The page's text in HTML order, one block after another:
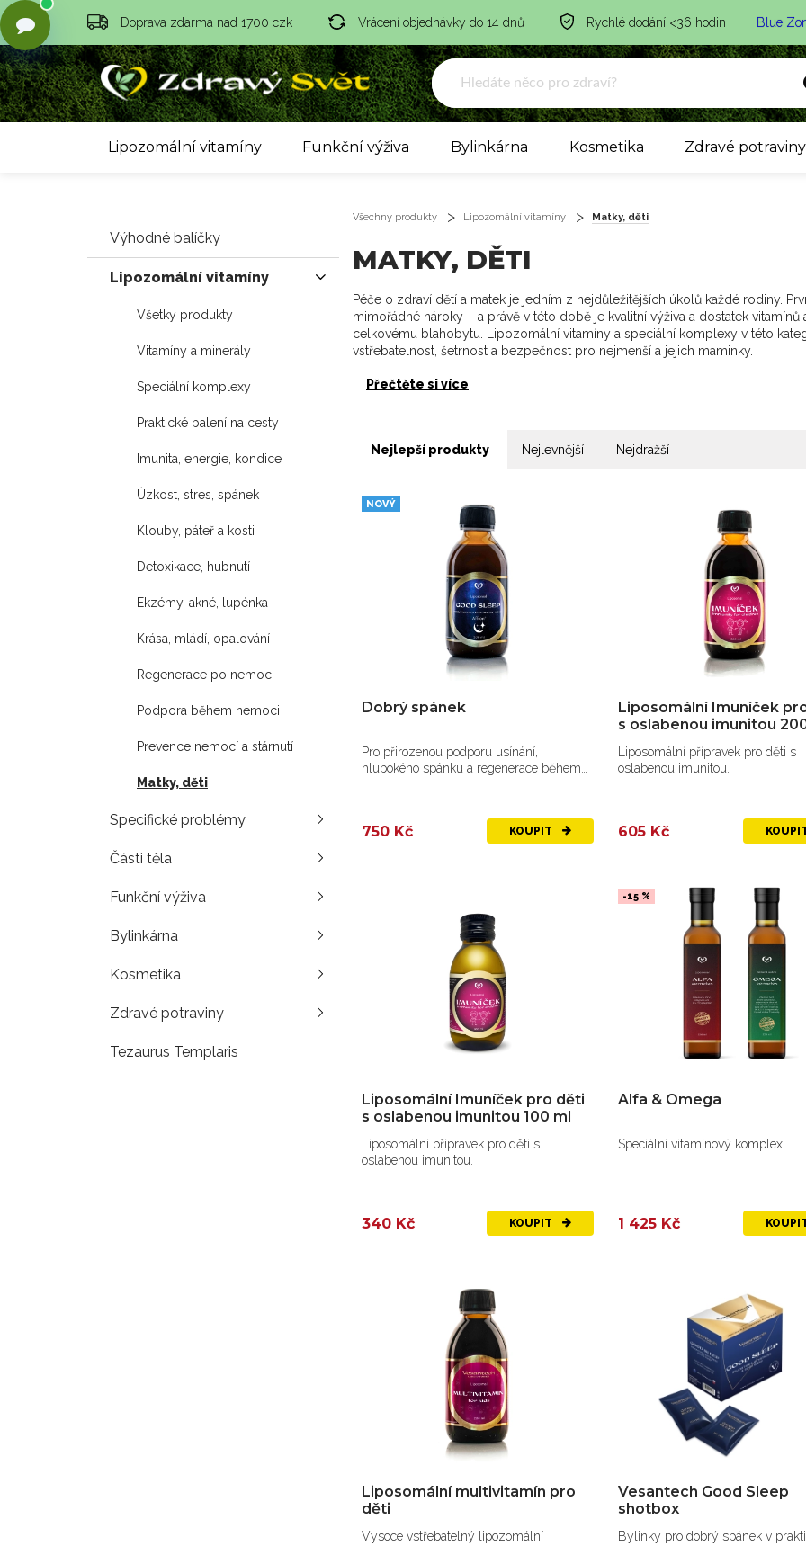
Doprava zdarma nad 1700 czk Vrácení objednávky do 14 dnů Rychlé dodání <36 hodin Blue
Lipozomální vitamíny Funkční výživa Bylinkárna Kosmetika Zdravé potraviny
Výhodné balíčky
Lipozomální vitamíny
Všetky produkty
Vitamíny a minerály
Speciální komplexy
Praktické balení na cesty
Imunita, energie, kondice
Úzkost, stres, spánek
Klouby, páteř a kosti
Detoxikace, hubnutí
Ekzémy, akné, lupénka
Krása, mládí, opalování
Regenerace po nemoci
Podpora během nemoci
Prevence nemocí a stárnutí
Matky, děti
Specifické problémy
Části těla
Funkční výživa
Bylinkárna
Kosmetika
Zdravé potraviny
Tezaurus Templaris
Všechny produkty Lipozomální vitamíny Matky, děti
MATKY, DĚTI
Péče o zdraví dětí a matek je jedním z nejdůležitějších úkolů každé rodiny.
mimořádné nároky – a právě v této době je kvalitní výživa a dostatek
celkovému blahobytu. Lipozomální vitamíny a speciální komplexy v této
vstřebatelnost, šetrnost a bezpečnost pro nejmenší a jejich maminky.
Přečtěte si více
Nejlepší produkty Nejlevnější Nejdražší
NOVÝ
Dobrý spánek
Pro přirozenou podporu usínání,
hlubokého spánku a regenerace během
750 Kč KOUPIT
Liposomální Imuníček
s oslabenou imunitou
Liposomální přípravek pro děti s
oslabenou imunitou.
605 Kč
Liposomální Imuníček pro děti
s oslabenou imunitou 100 ml
Liposomální přípravek pro děti s
oslabenou imunitou.
340 Kč KOUPIT
-15 %
Alfa & Omega
Speciální vitamínový komplex
1 425 Kč
Liposomální multivitamín pro
děti
Vysoce vstřebatelný lipozomální
Vesantech Good Sleep
shotbox
Bylinky pro dobrý spánek v